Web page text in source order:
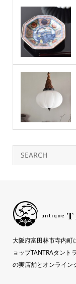
大阪府富田林市寺内町
ョップTANTRAタン
の実店舗とオンライン